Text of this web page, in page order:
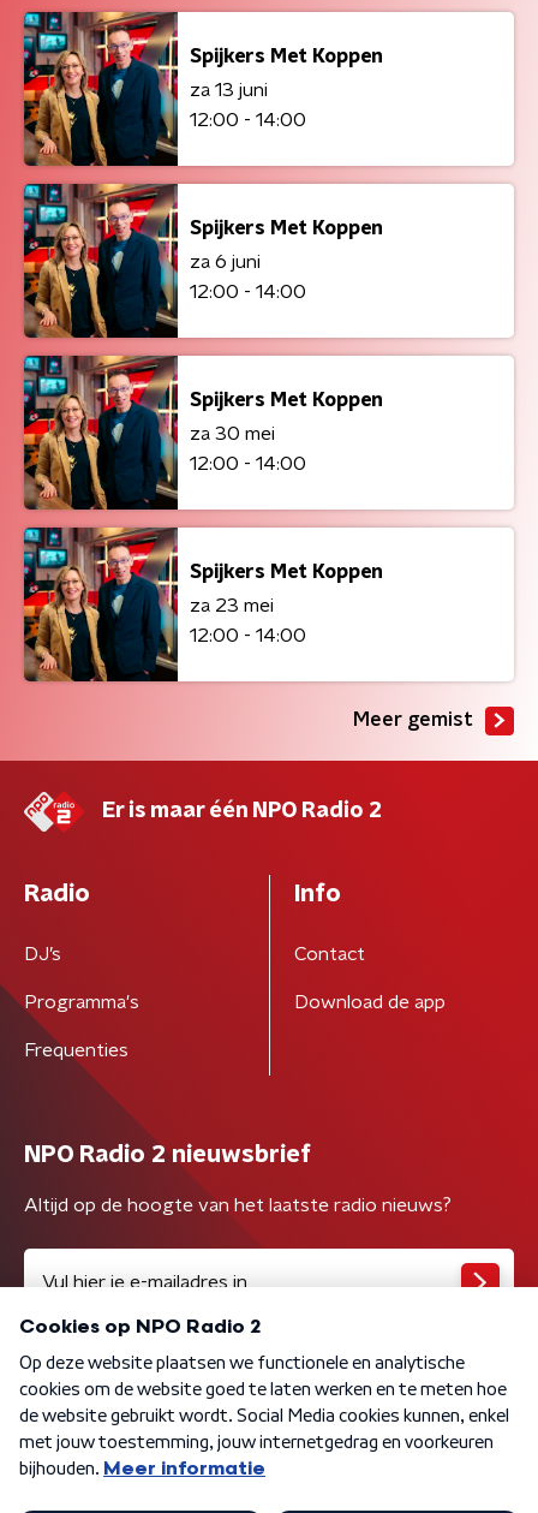
Spijkers Met Koppen
za 13 juni
12:00 - 14:00
Spijkers Met Koppen
za 6 juni
12:00 - 14:00
Spijkers Met Koppen
za 30 mei
12:00 - 14:00
Spijkers Met Koppen
za 23 mei
12:00 - 14:00
Meer gemist
Er is maar één NPO Radio 2
Radio
DJ’s
Programma's
Frequenties
Info
Contact
Download de app
NPO Radio 2 nieuwsbrief
Altijd op de hoogte van het laatste radio nieuws?
Algemene voorwaarden